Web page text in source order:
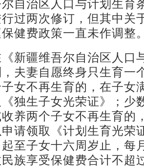
尔自治区人口与计划生育
过两次修订，但其中关
健费政策一直未作调整
疆维吾尔自治区人口
夫妻自愿终身只生育一
女不再生育的，在子女
独生子女光荣证》；少
养两个子女不再生育的
请领取《计划生育光荣
至子女十六周岁止，每
族享受保健费合计不超